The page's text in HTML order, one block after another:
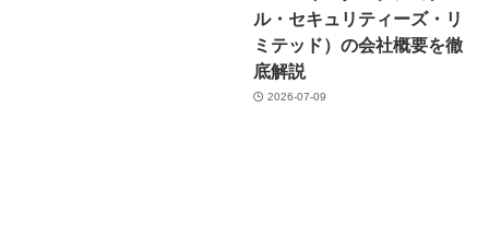
ル・セキュリティーズ・リ
ミテッド）の会社概要を徹
底解説
2026-07-09